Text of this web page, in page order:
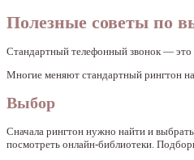
Полезные советы по
Стандартный телефонный звонок — это
Многие меняют стандартный рингтон
Выбор
Сначала рингтон нужно найти и
посмотреть онлайн-библиотеки.